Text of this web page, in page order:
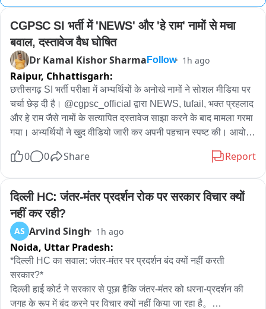
CGPSC SI भर्ती में 'NEWS' और 'हे राम' नामों से मचा
बवाल, दस्तावेज वैध घोषित
Dr Kamal Kishor Sharma Follow 1h ago
Raipur, Chhattisgarh:
छत्तीसगढ़ SI भर्ती परीक्षा में अभ्यर्थियों के अनोखे नामों ने सोशल मीडिया पर
चर्चा छेड़ दी है। @cgpsc_official द्वारा NEWS, tufail, भक्त प्रहलाद
और हे राम जैसे नामों के सत्यापित दस्तावेज साझा करने के बाद मामला गरमा
गया। अभ्यर्थियों ने खुद वीडियो जारी कर अपनी पहचान स्पष्ट की। आयोग
HeyRam, SpaceRani समेत सभी साथियों को अब मेंस की तैयारी के
0 0 Share Report
दिल्ली HC: जंतर-मंतर प्रदर्शन रोक पर सरकार विचार क्यों
नहीं कर रही?
AS Arvind Singh 1h ago
Noida, Uttar Pradesh:
*दिल्ली HC का सवाल: जंतर-मंतर पर प्रदर्शन बंद क्यों नहीं करती
सरकार?*
दिल्ली हाई कोर्ट ने सरकार से पूछा हैकि जंतर-मंतर को धरना-प्रदर्शन की
जगह के रूप में बंद करने पर विचार क्यों नहीं किया जा रहा है。